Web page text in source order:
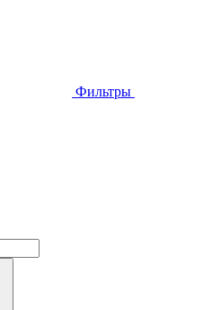
Фильтры